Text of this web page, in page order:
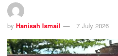
by Hanisah Ismail 7 July 2026